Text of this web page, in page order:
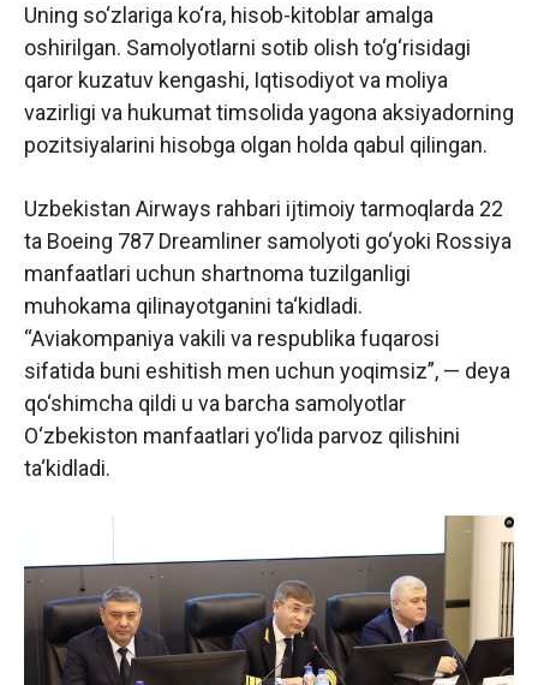
Uning so‘zlariga ko‘ra, hisob-kitoblar amalga
oshirilgan. Samolyotlarni sotib olish to‘g‘risidagi
qaror kuzatuv kengashi, Iqtisodiyot va moliya
vazirligi va hukumat timsolida yagona aksiyadorning
pozitsiyalarini hisobga olgan holda qabul qilingan.
Uzbekistan Airways rahbari ijtimoiy tarmoqlarda 22
ta Boeing 787 Dreamliner samolyoti go‘yoki Rossiya
manfaatlari uchun shartnoma tuzilganligi
muhokama qilinayotganini ta‘kidladi.
“Aviakompaniya vakili va respublika fuqarosi
sifatida buni eshitish men uchun yoqimsiz”, — deya
qo‘shimcha qildi u va barcha samolyotlar
O‘zbekiston manfaatlari yo‘lida parvoz qilishini
ta‘kidladi.